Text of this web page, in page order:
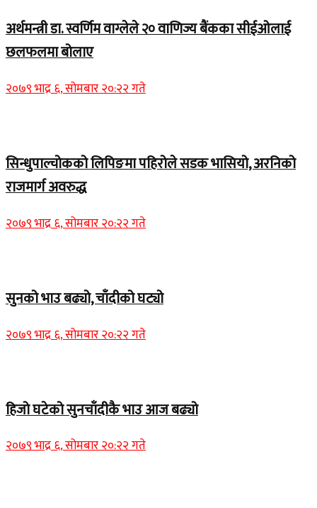
अर्थमन्त्री डा. स्वर्णिम वाग्लेले २० वाणिज्य बैंकका सीईओलाई
छलफलमा बोलाए
२०७९ भाद्र ६, सोमबार २०:२२ गते
सिन्धुपाल्चोकको लिपिङमा पहिरोले सडक भासियो, अरनिको
राजमार्ग अवरुद्ध
२०७९ भाद्र ६, सोमबार २०:२२ गते
सुनको भाउ बढ्यो, चाँदीको घट्यो
२०७९ भाद्र ६, सोमबार २०:२२ गते
हिजो घटेको सुनचाँदीकै भाउ आज बढ्यो
२०७९ भाद्र ६, सोमबार २०:२२ गते